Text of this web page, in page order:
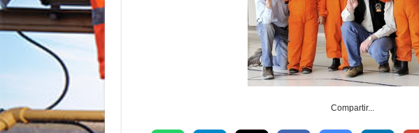
Compartir...